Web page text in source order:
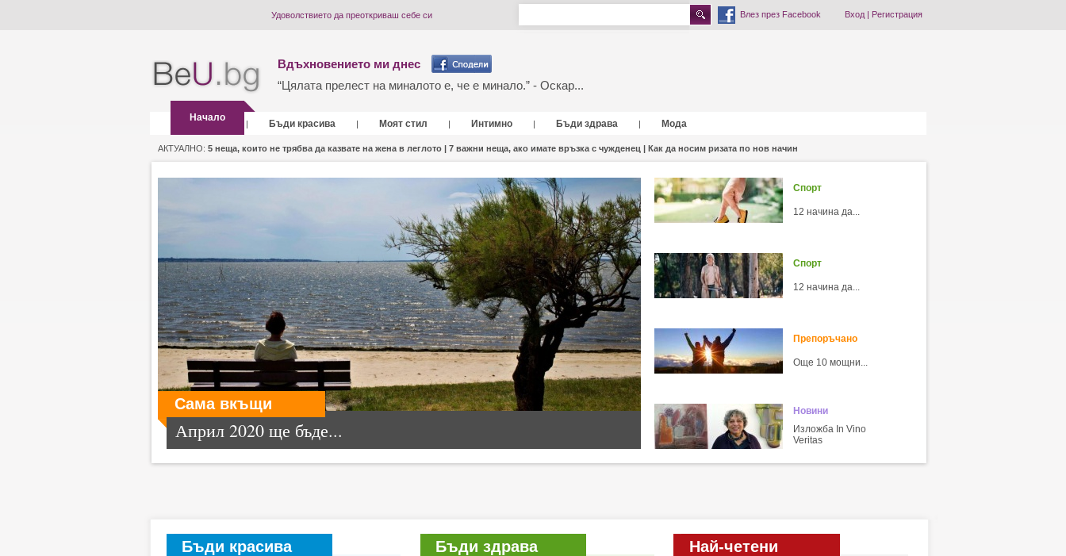
Удоволствието да преоткриваш себе си Влез през Facebook Вход| Регистрация
Вдъхновението ми днес
“Цялата прелест на миналото е, че е минало.” - Оскар...
Начало
| Бъди красива | Моят стил | Интимно | Бъди здрава | Мода
АКТУАЛНО: 5 неща, които не трябва да казвате на жена в леглото | 7 важни неща, ако имате връзка с чужденец | Как да носим ризата по нов начин
Сама вкъщи
Април 2020 ще бъде...
Спорт
12 начина да...
Спорт
12 начина да...
Препоръчано
Още 10 мощни...
Новини
Изложба In Vino
Veritas
Бъди красива Бъди здрава Най-четени